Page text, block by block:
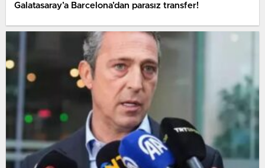
Galatasaray’a Barcelona’dan parasız transfer!